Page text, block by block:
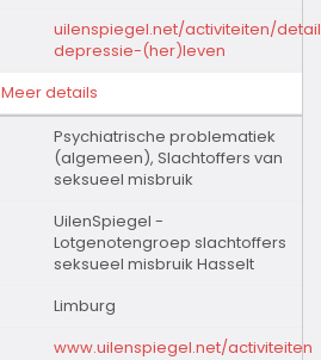
uilenspiegel.net/activiteiten/
depressie-(her)leven
Meer details
Psychiatrische problematiek
(algemeen), Slachtoffers van
seksueel misbruik
UilenSpiegel -
Lotgenotengroep slachtoffers
seksueel misbruik Hasselt
Limburg
www.uilenspiegel.net/activiteiten